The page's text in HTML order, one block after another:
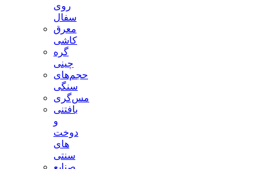
روی
سفال
معرق
کاشی
گره
چینی
حجم‌های
سنگی
مس‌گری
بافتنی‌
و
دوخت
های
سنتی
صنایع